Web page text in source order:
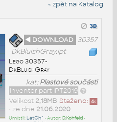
« zpět na Katalog
◄ DOWNLOAD 30357
-DkBluishGray.ipt
Lego 30357-
DkBluishGray
kat:Plastové součásti
Inventor part IPT2019
Staženo: 4x
Velikost 2,18MB
• ze dne 21.06.2020
Umístil: LatCh^ • Autor: D.Kohfeld•